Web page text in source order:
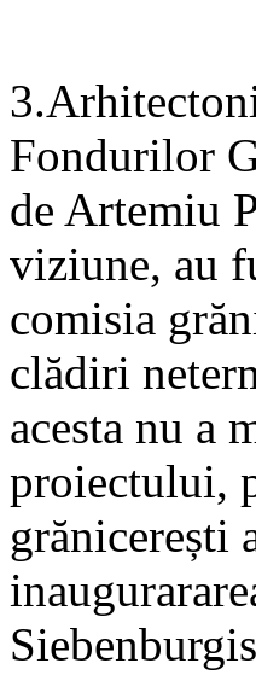
Fondurilor
de Artemiu
viziune, au
comisia
clădiri
acesta nu a
proiectului,
grănicerești